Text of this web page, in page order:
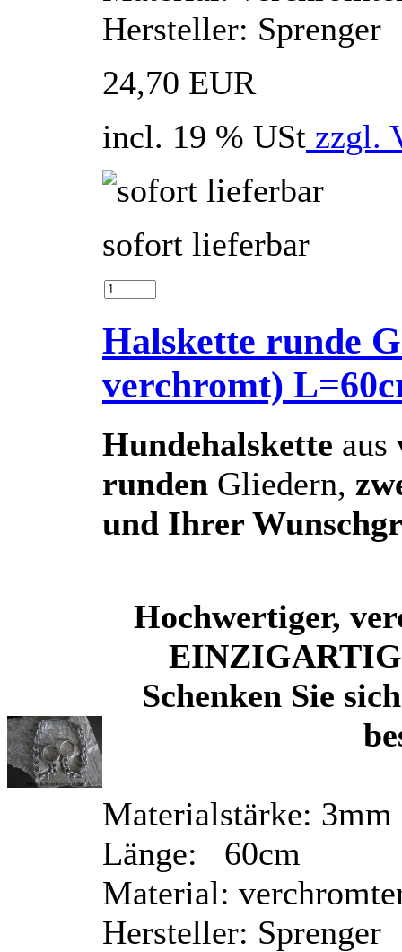
Hersteller: Sprenger
24,70 EUR
incl. 19 % USt zzgl.
sofort lieferbar
Halskette runde
verchromt)
Hundehalskette aus
runden Gliedern,
und Ihrer
Hochwertiger,
Schenken Sie
Materialstärke: 3mm
Länge: 60cm
Material:
Hersteller: Sprenger